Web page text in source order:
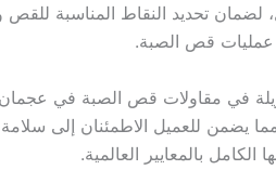
تحديد النقاط المناسبة للقص
عمليات قص الصبة.
في مقاولات قص الصبة في عجمان،
يضمن للعميل الاطمئنان إلى
بالمعايير العالمية.